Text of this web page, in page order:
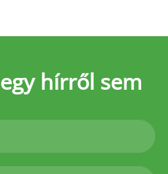
egy hírről sem